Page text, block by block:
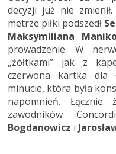
decyzji już nie
metrze piłki podszedł
Maksymiliana
prowadzenie. W
„żółtkami” jak z
czerwona kartka dla
minucie, która była
napomnień.
zawodników
Bogdanowicz i